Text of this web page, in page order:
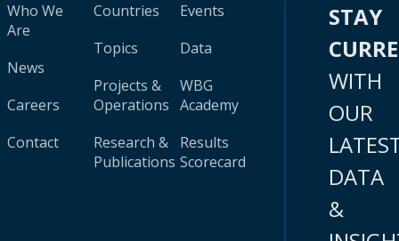
Who We
Are
News
Careers
Contact
Countries
Topics
Projects &
Operations
Research &
Publications
Events
Data
WBG
Academy
Results
Scorecard
STAY
WITH
OUR
DATA
&